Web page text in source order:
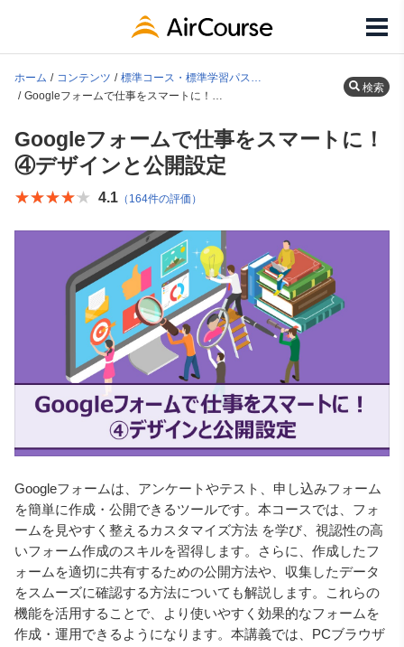
ホーム コンテンツ
標準コース・標準学習パス一覧
Googleフォームで仕事をスマートに！④デザインと公開設定
検索
Googleフォームで仕事をスマートに！
④デザインと公開設定
★★★★★
★★★★★ 4.1 （164件の評価）
Googleフォームは、アンケートやテスト、申し込みフォーム
を簡単に作成・公開できるツールです。本コースでは、フォ
ームを見やすく整えるカスタマイズ方法 を学び、視認性の高
いフォーム作成のスキルを習得します。さらに、作成したフ
ォームを適切に共有するための公開方法や、収集したデータ
をスムーズに確認する方法についても解説します。これらの
機能を活用することで、より使いやすく効果的なフォームを
作成・運用できるようになります。本講義では、PCブラウザ